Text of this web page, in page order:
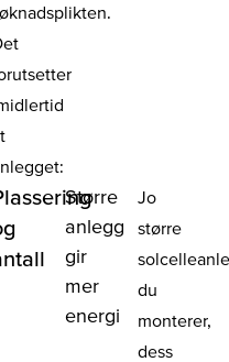
Større
anlegg
gir
mer
energi
Jo
større
du
monterer,
dess